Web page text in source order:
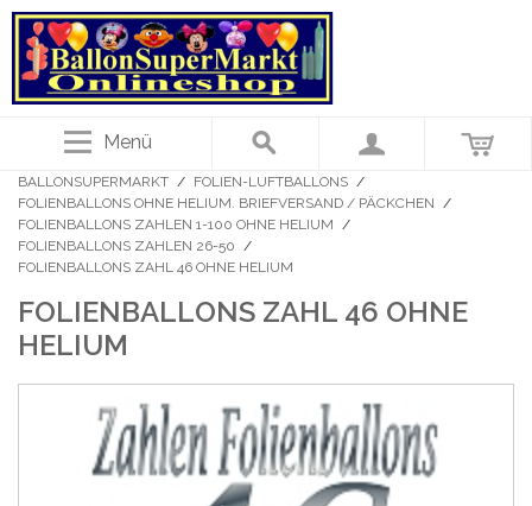
Menü
BALLONSUPERMARKT / FOLIEN-LUFTBALLONS /
FOLIENBALLONS OHNE HELIUM. BRIEFVERSAND / PÄCKCHEN /
FOLIENBALLONS ZAHLEN 1-100 OHNE HELIUM /
FOLIENBALLONS ZAHLEN 26-50 /
FOLIENBALLONS ZAHL 46 OHNE HELIUM
FOLIENBALLONS ZAHL 46 OHNE
HELIUM